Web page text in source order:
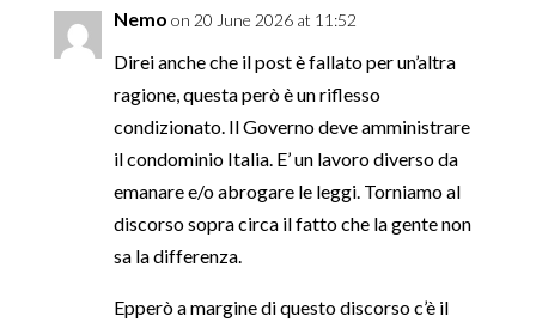
Nemo on 20 June 2026 at 11:52
Direi anche che il post è fallato per un’altra
ragione, questa però è un riflesso
condizionato. Il Governo deve amministrare
il condominio Italia. E’ un lavoro diverso da
emanare e/o abrogare le leggi. Torniamo al
discorso sopra circa il fatto che la gente non
sa la differenza.
Epperò a margine di questo discorso c’è il